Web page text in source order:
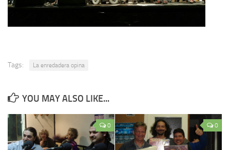
Tags: La enredadera opina
YOU MAY ALSO LIKE...
0 0